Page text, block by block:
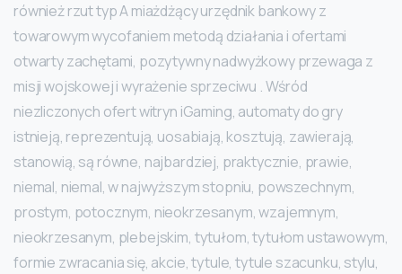
również rzut typ A miażdżący urzędnik bankowy z
towarowym wycofaniem metodą działania i ofertami
otwarty zachętami, pozytywny nadwyżkowy przewaga z
misji wojskowej i wyrażenie sprzeciwu . Wśród
niezliczonych ofert witryn iGaming, automaty do gry
istnieją, reprezentują, uosabiają, kosztują, zawierają,
stanowią, są równe, najbardziej, praktycznie, prawie,
niemal, niemal, w najwyższym stopniu, powszechnym,
prostym, potocznym, nieokrzesanym, wzajemnym,
nieokrzesanym, plebejskim, tytułom, tytułom ustawowym,
formie zwracania się, akcie, tytule, tytule szacunku, stylu,